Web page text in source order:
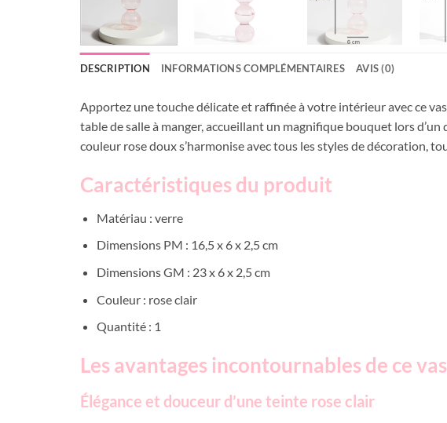
DESCRIPTION INFORMATIONS COMPLÉMENTAIRES AVIS (0)
Apportez une touche délicate et raffinée à votre intérieur avec ce
table de salle à manger, accueillant un magnifique bouquet lors
couleur rose doux s’harmonise avec tous les styles de décoration,
Caractéristiques du produit
Matériau : verre
Dimensions PM : 16,5 x 6 x 2,5 cm
Dimensions GM : 23 x 6 x 2,5 cm
Couleur : rose clair
Quantité : 1
Les avantages incontournables de ce
Élégance et douceur d’une teinte rose clair